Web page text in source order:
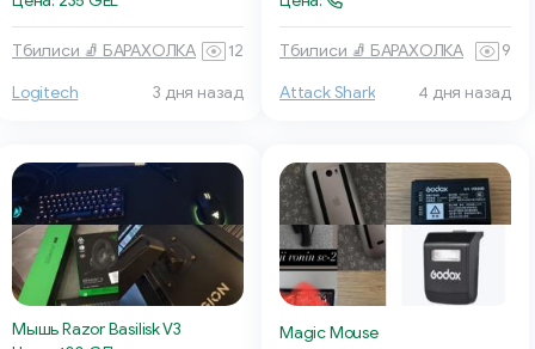
Тбилиси 🧦 БАРАХОЛКА 12
Logitech 3 дня назад
Тбилиси 🧦 БАРАХОЛКА 9
Attack Shark 4 дня назад
Мышь Razor Basilisk V3
Magic Mouse